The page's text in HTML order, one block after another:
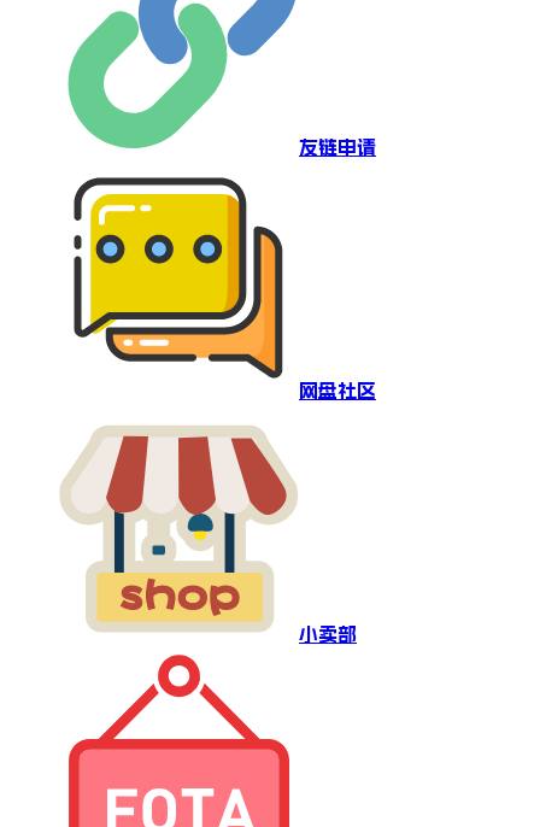
友链申请
网盘社区
小卖部